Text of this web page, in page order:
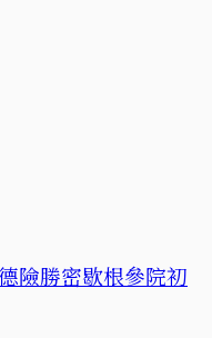
險勝密歇根參院初